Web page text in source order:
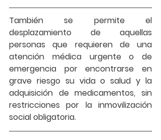
También se permite el
desplazamiento de aquellas
personas que requieren de una
atención médica urgente o de
emergencia por encontrarse en
grave riesgo su vida o salud y la
adquisición de medicamentos, sin
restricciones por la inmovilización
social obligatoria.